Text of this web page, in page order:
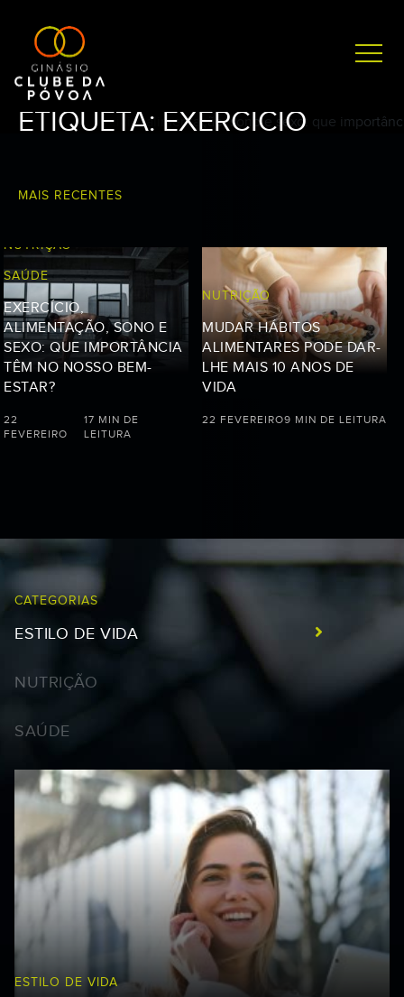
ETIQUETA: EXERCÍCIO
MAIS RECENTES
NUTRIÇÃO
SAÚDE
EXERCÍCIO,
ALIMENTAÇÃO, SONO E
SEXO: QUE IMPORTÂNCIA
TÊM NO NOSSO BEM-
ESTAR?
22
FEVEREIRO
17 MIN DE
LEITURA
NUTRIÇÃO
MUDAR HÁBITOS
ALIMENTARES PODE DAR-
LHE MAIS 10 ANOS DE
VIDA
22 FEVEREIRO9 MIN DE LEITURA
CATEGORIAS
ESTILO DE VIDA
NUTRIÇÃO
SAÚDE
ESTILO DE VIDA